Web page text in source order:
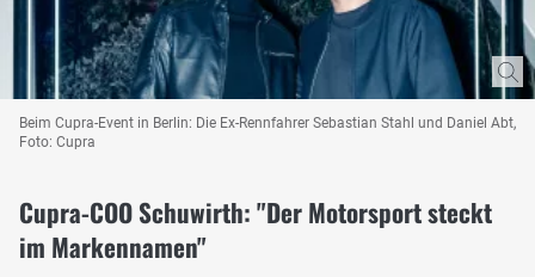
Beim Cupra-Event in Berlin: Die Ex-Rennfahrer Sebastian Stahl und Daniel Abt,
Foto: Cupra
Cupra-COO Schuwirth: "Der Motorsport steckt
im Markennamen"